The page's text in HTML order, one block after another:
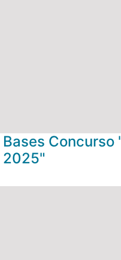
Bases Concurso
2025"